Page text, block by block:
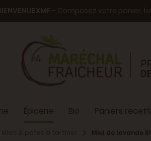
- Composez votre panier,
Épicerie Bio Paniers
Miel de lavande